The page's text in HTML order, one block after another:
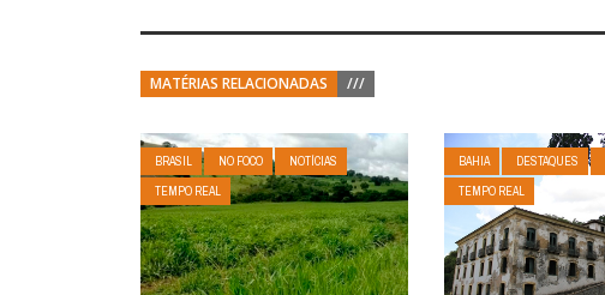
MATÉRIAS RELACIONADAS ///
BRASIL NO FOCO
NOTÍCIAS
TEMPO REAL
BAHIA DESTAQUES
TEMPO REAL